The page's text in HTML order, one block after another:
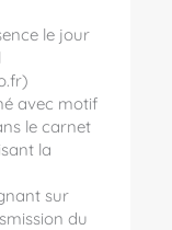
le jour
avec motif
le carnet
la
sur
du